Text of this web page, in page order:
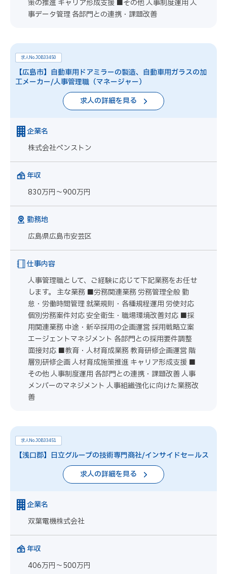
策の推進 キャリア形成支援 ■その他 人事制度運用 人
事データ管理 各部門との連携・課題改善
求人No.JOB33450
【広島市】自動車用ドアミラーの製造、自動車用ガラスの加
工メーカー/人事管理職（マネージャー）
求人の詳細を見る
企業名
株式会社ペンストン
年収
830万円～900万円
勤務地
広島県広島市安芸区
仕事内容
人事管理職として、ご経験に応じて下記業務をお任せ
します。 主な業務 ■労務関連業務 労務管理全般 勤
怠・労働時間管理 就業規則・各種規程運用 労使対応
個別労務案件対応 安全衛生・職場環境改善対応 ■採
用関連業務 中途・新卒採用の企画運営 採用戦略立案
エージェントマネジメント 各部門との採用要件調整
面接対応 ■教育・人材育成業務 教育研修企画運営 階
層別研修企画 人材育成施策推進 キャリア形成支援 ■
その他 人事制度運用 各部門との連携・課題改善 人事
メンバーのマネジメント 人事組織強化に向けた業務改
善
求人No.JOB33451
【浅口郡】日立グループの技術専門商社/インサイドセールス
求人の詳細を見る
企業名
双葉電機株式会社
年収
406万円～500万円